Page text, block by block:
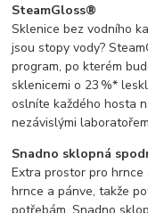
SteamGloss®
Sklenicebezvodního
jsou stopyvody?
program,pokterém
sklenicemio 23 %*
oslnítekaždéhohosta
nezávislými
Snadno sklopná
Extraprostorprohrnce
hrnce apánve,takže